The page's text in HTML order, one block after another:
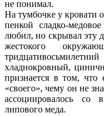
не понимал.
На тумбочке у кровати
пенкой сладко-
любил, но скрывал эту
жестокого
хладнокровный,
признается в том, что
«своего», чему он не
ассоциировалось со
липового меда.